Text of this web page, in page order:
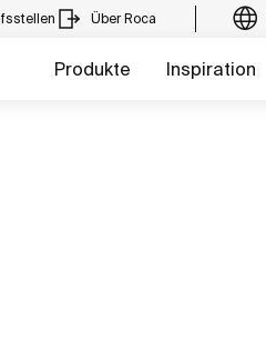
Über Roca
Produkte Inspiration